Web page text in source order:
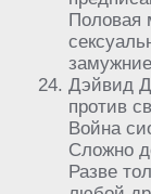
Половая
Дэйвид
против
Война
Сложно
Разве